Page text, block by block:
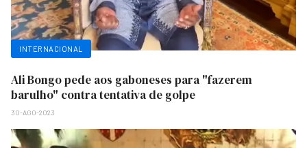
INTERNACIONAL
Ali Bongo pede aos gaboneses para "fazerem
barulho" contra tentativa de golpe
30-AGO-2023